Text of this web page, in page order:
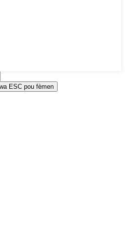
ESC pou fèmen